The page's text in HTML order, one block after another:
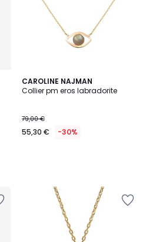
CAROLINE NAJMAN
Collier pm eros labradorite
79,00 €
55,30 € -30%